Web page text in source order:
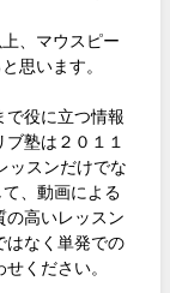
、マウスピー
思います。
で役に立つ情報
塾は２０１１
ッスンだけでな
、動画による
の高いレッスン
はなく単発での
ください。